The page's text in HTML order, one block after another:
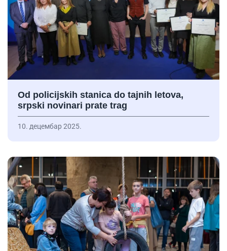
Od policijskih stanica do tajnih letova,
srpski novinari prate trag
10. децембар 2025.